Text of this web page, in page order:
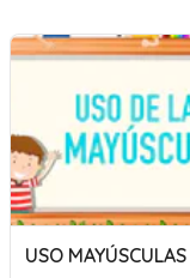
USO MAYÚSCULAS